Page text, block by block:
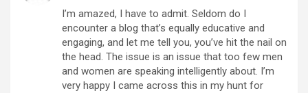
I’m amazed, I have to admit. Seldom do I
encounter a blog that’s equally educative and
engaging, and let me tell you, you’ve hit the nail on
the head. The issue is an issue that too few men
and women are speaking intelligently about. I’m
very happy I came across this in my hunt for